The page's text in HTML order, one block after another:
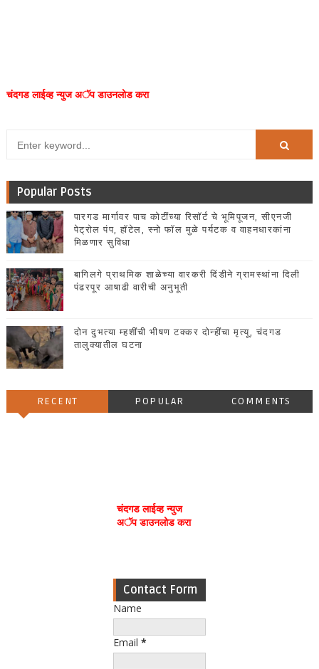
चंदगड लाईव्ह न्युज अॅप डाउनलोड करा
Popular Posts
पारगड मार्गावर पाच कोटींच्या रिसॉर्ट चे भूमिपूजन, सीएनजी
पेट्रोल पंप, हॉटेल, स्नो फॉल मुळे पर्यटक व वाहनधारकांना
मिळणार सुविधा
बागिलगे प्राथमिक शाळेच्या वारकरी दिंडीने ग्रामस्थांना दिली
पंढरपूर आषाढी वारीची अनुभूती
दोन दुभत्या म्हशींची भीषण टक्कर दोन्हींचा मृत्यू, चंदगड
तालुक्यातील घटना
RECENT POPULAR COMMENTS
चंदगड लाईव्ह न्युज
अॅप डाउनलोड करा
Contact Form
Name
Email *